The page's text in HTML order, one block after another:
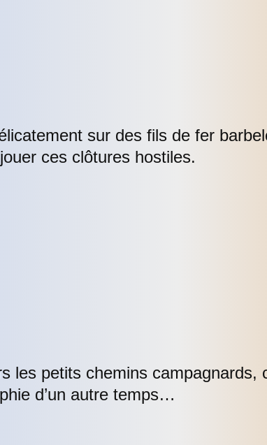
sur des fils de fer
ces clôtures hostiles.
les petits chemins campagnards,
d’un autre temps…